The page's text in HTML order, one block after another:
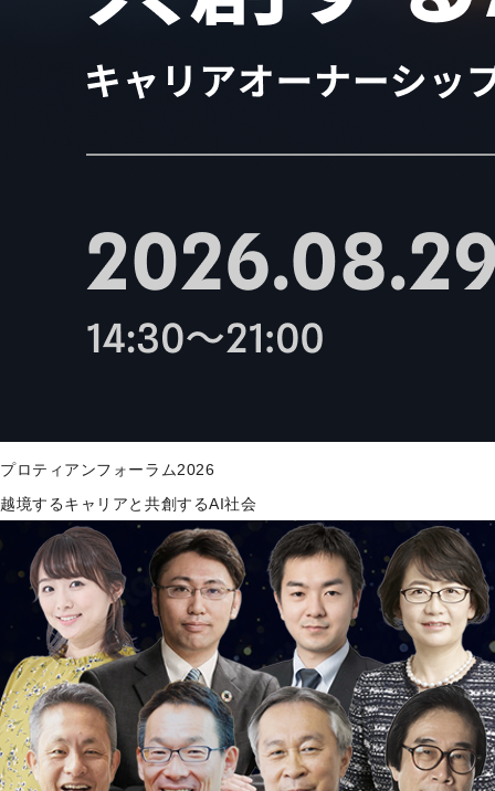
プロティアンフォーラム2026
越境するキャリアと共創するAI社会